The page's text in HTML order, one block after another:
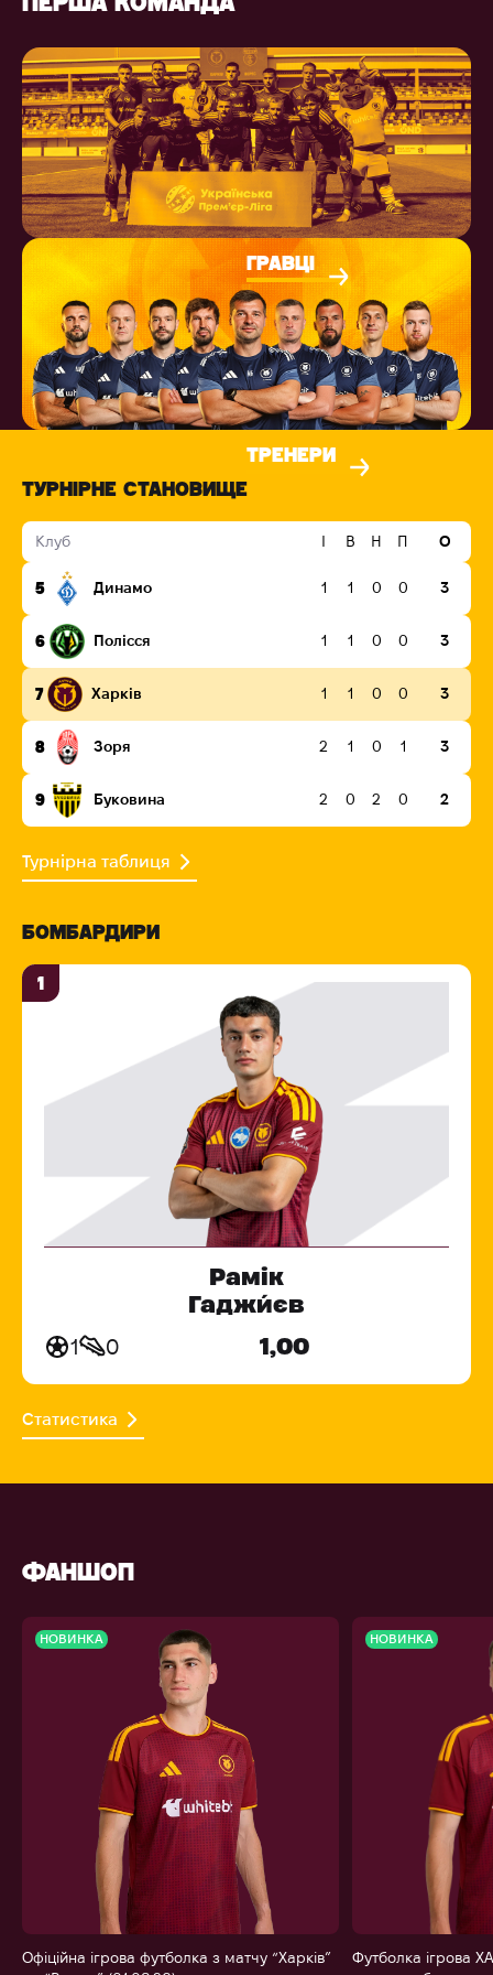
ГРАВЦІ
ТРЕНЕРИ
ТУРНІРНЕ СТАНОВИЩЕ
Клуб І В Н П О
5 Динамо 1 1 0 0 3
6 Полісся 1 1 0 0 3
7 Харків 1 1 0 0 3
8 Зоря 2 1 0 1 3
9 Буковина 2 0 2 0 2
Турнірна таблиця
БОМБАРДИРИ
1
Рамік
Гаджи́єв
1 0 1,00
Статистика
ФАНШОП
НОВИНКА
Офіційна ігрова футболка з матчу “Харків”
НОВИНКА
Футболка ігрова